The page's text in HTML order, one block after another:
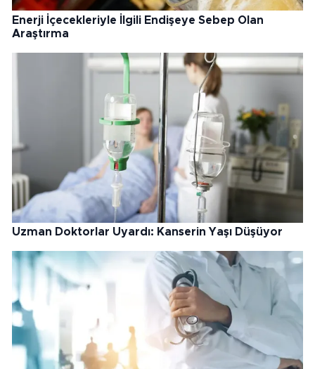
Enerji İçecekleriyle İlgili Endişeye Sebep Olan
Araştırma
Uzman Doktorlar Uyardı: Kanserin Yaşı Düşüyor